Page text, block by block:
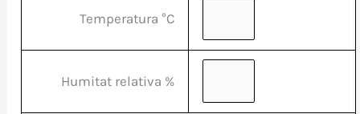
Temperatura °C
Humitat relativa %